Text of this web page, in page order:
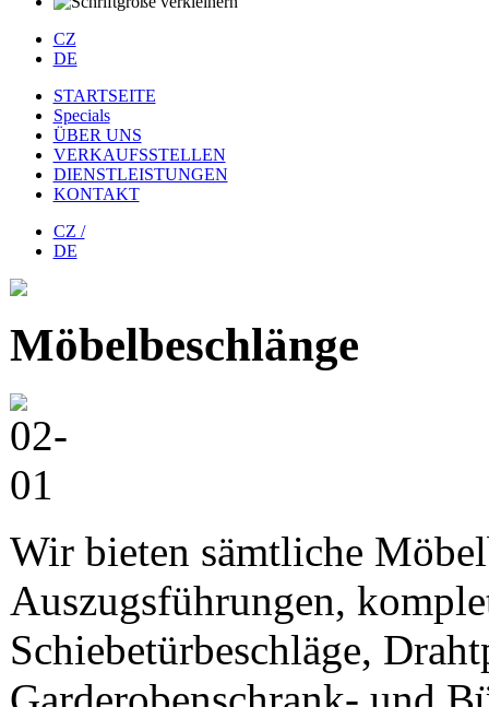
CZ
DE
STARTSEITE
Specials
ÜBER UNS
VERKAUFSSTELLEN
DIENSTLEISTUNGEN
KONTAKT
CZ /
DE
Möbelbeschlänge
Wir bieten sämtliche
Auszugsführungen,
Schiebetürbeschläge,